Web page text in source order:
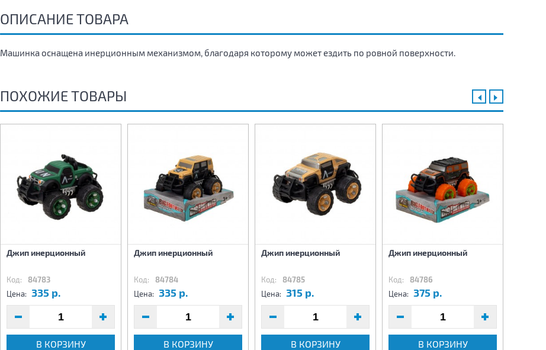
ОПИСАНИЕ ТОВАРА
Машинка оснащена инерционным механизмом, благодаря которому может ездить по ровной поверхности.
ПОХОЖИЕ ТОВАРЫ
Джип инерционный
Код: 84783
Цена: 335 р.
В КОРЗИНУ
Джип инерционный
Код: 84784
Цена: 335 р.
В КОРЗИНУ
Джип инерционный
Код: 84785
Цена: 315 р.
В КОРЗИНУ
Джип инерционный
Код: 84786
Цена: 375 р.
В КОРЗИНУ